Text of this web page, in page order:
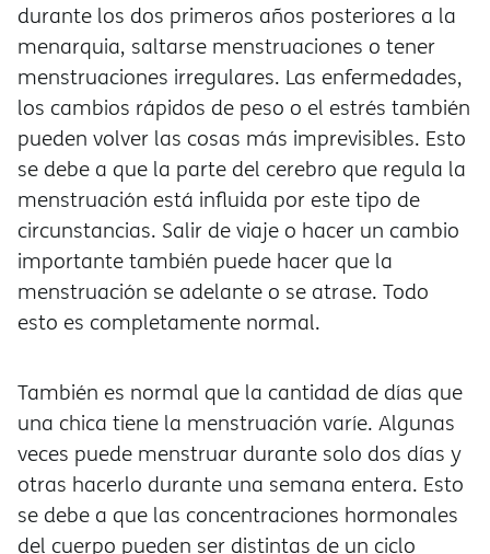
durante los dos primeros años posteriores a la
menarquia, saltarse menstruaciones o tener
menstruaciones irregulares. Las enfermedades,
los cambios rápidos de peso o el estrés también
pueden volver las cosas más imprevisibles. Esto
se debe a que la parte del cerebro que regula la
menstruación está influida por este tipo de
circunstancias. Salir de viaje o hacer un cambio
importante también puede hacer que la
menstruación se adelante o se atrase. Todo
esto es completamente normal.
También es normal que la cantidad de días que
una chica tiene la menstruación varíe. Algunas
veces puede menstruar durante solo dos días y
otras hacerlo durante una semana entera. Esto
se debe a que las concentraciones hormonales
del cuerpo pueden ser distintas de un ciclo